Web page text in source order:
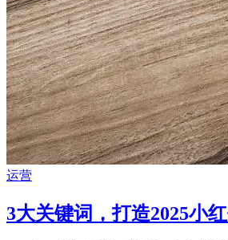
运营
3大关键词，打造2025小